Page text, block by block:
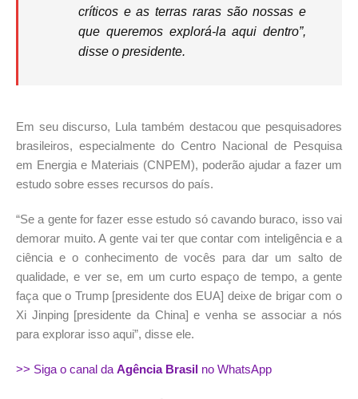
críticos e as terras raras são nossas e
que queremos explorá-la aqui dentro”,
disse o presidente.
Em seu discurso, Lula também destacou que pesquisadores
brasileiros, especialmente do Centro Nacional de Pesquisa
em Energia e Materiais (CNPEM), poderão ajudar a fazer um
estudo sobre esses recursos do país.
“Se a gente for fazer esse estudo só cavando buraco, isso vai
demorar muito. A gente vai ter que contar com inteligência e a
ciência e o conhecimento de vocês para dar um salto de
qualidade, e ver se, em um curto espaço de tempo, a gente
faça que o Trump [presidente dos EUA] deixe de brigar com o
Xi Jinping [presidente da China] e venha se associar a nós
para explorar isso aqui”, disse ele.
>> Siga o canal da Agência Brasil no WhatsApp